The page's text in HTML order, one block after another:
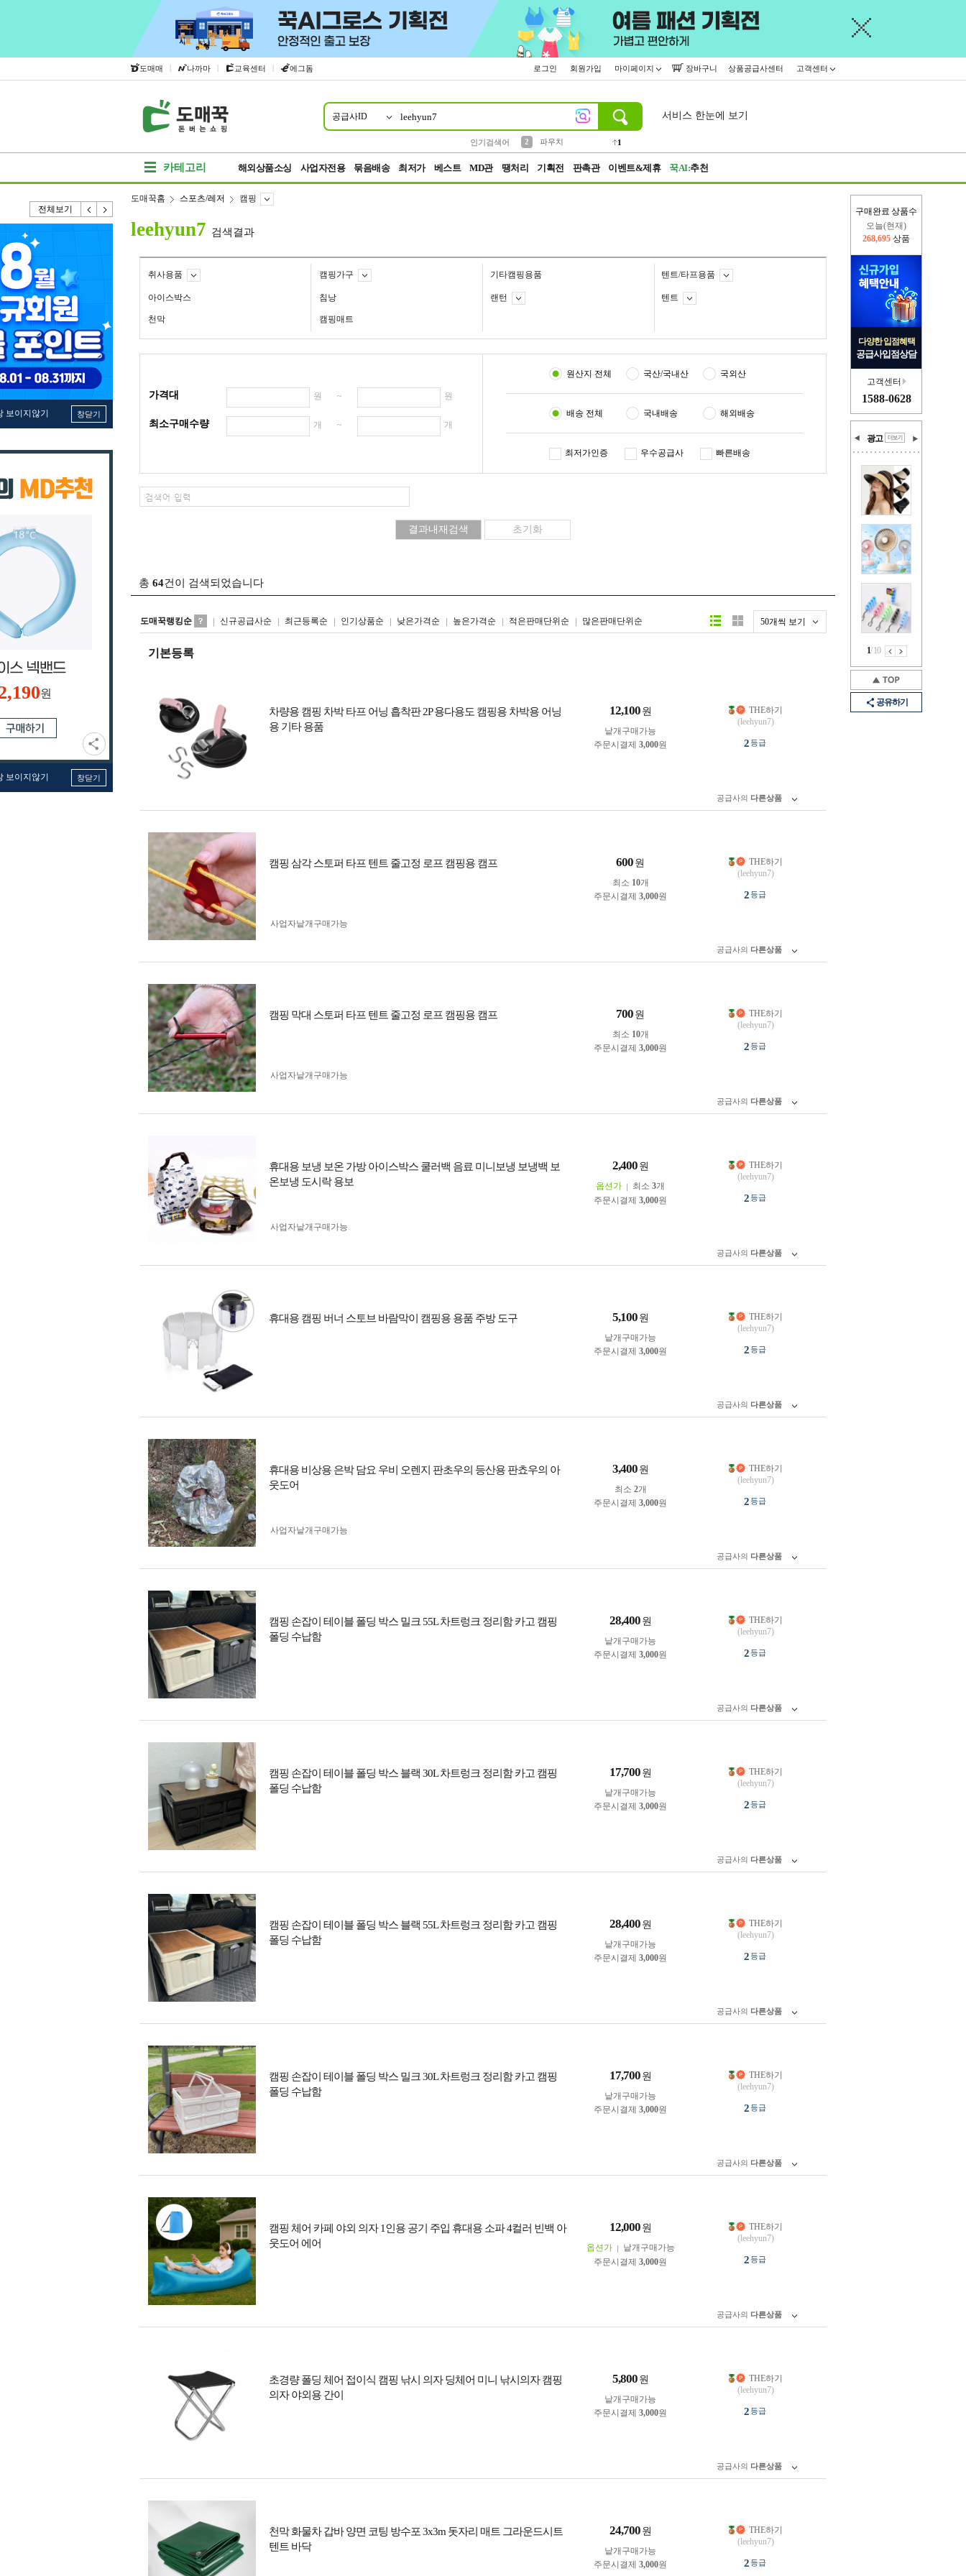
도매매 | 나까마 | 교육센터 | 에그돔 로그인 회원가입 마이페이지 장바구니 상품공급사센터 고객센터
공급사ID
인기검색어
2
파우치
1
서비스 한눈에 보기
카테고리 해외상품소싱 사업자전용 묶음배송 최저가 베스트 MD관 땡처리 기획전 판촉관 이벤트&제휴 꾹AI:추천
전체보기
보이지않기 창닫기
원
보이지않기 창닫기
구매완료 상품수
오늘(현재)
268,695 상품
다양한 입점혜택
공급사입점상담
고객센터
1588-0628
광고
1/10
공유하기
도매꾹홈 스포츠/레저 캠핑
leehyun7 검색결과
취사용품 캠핑가구 기타캠핑용품 텐트/타프용품
아이스박스 침낭 랜턴 텐트
천막 캠핑매트
가격대 원 ~ 원
최소구매수량 개 ~ 개
원산지 전체 국산/국내산 국외산
배송 전체 국내배송 해외배송
최저가인증 우수공급사 빠른배송
총 64건이 검색되었습니다
도매꾹랭킹순 신규공급사순 최근등록순 인기상품순 낮은가격순 높은가격순 적은판매단위순 많은판매단위순 50개씩 보기
리스트형갤러리형
기본등록
차량용 캠핑 차박 타프 어닝 흡착판 2P 용다용도 캠핑용 차박용 어닝
용 기타 용품
12,100 원
낱개구매가능
주문시결제 3,000원
THE하기
(leehyun7)
2등급
공급사의 다른상품
캠핑 삼각 스토퍼 타프 텐트 줄고정 로프 캠핑용 캠프 600 원
최소 10개
주문시결제 3,000원
사업자 낱개구매가능
THE하기
(leehyun7)
2등급
공급사의 다른상품
캠핑 막대 스토퍼 타프 텐트 줄고정 로프 캠핑용 캠프 700 원
최소 10개
주문시결제 3,000원
사업자 낱개구매가능
THE하기
(leehyun7)
2등급
공급사의 다른상품
휴대용 보냉 보온 가방 아이스박스 쿨러백 음료 미니보냉 보냉백 보
온보냉 도시락 용보
2,400 원
옵션가 최소 3개
주문시결제 3,000원
사업자 낱개구매가능
THE하기
(leehyun7)
2등급
공급사의 다른상품
휴대용 캠핑 버너 스토브 바람막이 캠핑용 용품 주방 도구 5,100 원
낱개구매가능
주문시결제 3,000원
THE하기
(leehyun7)
2등급
공급사의 다른상품
휴대용 비상용 은박 담요 우비 오렌지 판초우의 등산용 판쵸우의 아
웃도어
3,400 원
최소 2개
주문시결제 3,000원
사업자 낱개구매가능
THE하기
(leehyun7)
2등급
공급사의 다른상품
캠핑 손잡이 테이블 폴딩 박스 밀크 55L 차트렁크 정리함 카고 캠핑
폴딩 수납함
28,400 원
낱개구매가능
주문시결제 3,000원
THE하기
(leehyun7)
2등급
공급사의 다른상품
캠핑 손잡이 테이블 폴딩 박스 블랙 30L 차트렁크 정리함 카고 캠핑
폴딩 수납함
17,700 원
낱개구매가능
주문시결제 3,000원
THE하기
(leehyun7)
2등급
공급사의 다른상품
캠핑 손잡이 테이블 폴딩 박스 블랙 55L 차트렁크 정리함 카고 캠핑
폴딩 수납함
28,400 원
낱개구매가능
주문시결제 3,000원
THE하기
(leehyun7)
2등급
공급사의 다른상품
캠핑 손잡이 테이블 폴딩 박스 밀크 30L 차트렁크 정리함 카고 캠핑
폴딩 수납함
17,700 원
낱개구매가능
주문시결제 3,000원
THE하기
(leehyun7)
2등급
공급사의 다른상품
캠핑 체어 카페 야외 의자 1인용 공기 주입 휴대용 소파 4컬러 빈백 아
웃도어 에어
12,000 원
옵션가
낱개구매가능
주문시결제 3,000원
THE하기
(leehyun7)
2등급
공급사의 다른상품
초경량 폴딩 체어 접이식 캠핑 낚시 의자 딩체어 미니 낚시의자 캠핑
의자 야외용 간이
5,800 원
낱개구매가능
주문시결제 3,000원
THE하기
(leehyun7)
2등급
공급사의 다른상품
천막 화물차 갑바 양면 코팅 방수포 3x3m 돗자리 매트 그라운드시트
텐트 바닥
24,700 원
낱개구매가능
주문시결제 3,000원
THE하기
(leehyun7)
2등급